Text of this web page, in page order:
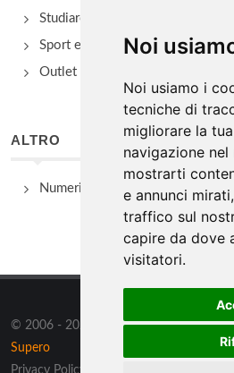
Noi
Noi usiamo i
tecniche di
migliorare la
navigazione
mostrarti
e annunci
traffico sul
capire da dove
visitatori.
Studiare
Sport e Benessere
Outlet e spacci aziendali
ALTRO
Numeri Utili
© 2006 - 2026 Supero Ltd, Malta tutti i
Supero
Privacy Policy